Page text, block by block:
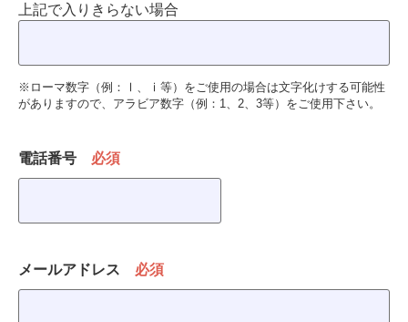
上記で入りきらない場合
※ローマ数字（例：Ⅰ、ⅰ等）をご使用の場合は文字化けする可能性
がありますので、アラビア数字（例：1、2、3等）をご使用下さい。
電話番号 必須
メールアドレス 必須